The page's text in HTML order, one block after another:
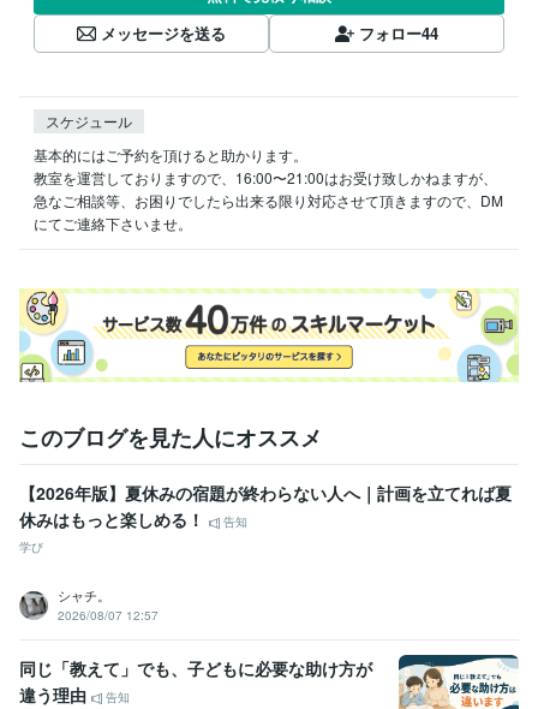
メッセージを送る
フォロー44
スケジュール
基本的にはご予約を頂けると助かります。
教室を運営しておりますので、16:00〜21:00はお受け致しかねますが、
急なご相談等、お困りでしたら出来る限り対応させて頂きますので、DM
にてご連絡下さいませ。
このブログを見た人にオススメ
【2026年版】夏休みの宿題が終わらない人へ｜計画を立てれば夏
休みはもっと楽しめる！
告知
学び
シャチ。
2026/08/07 12:57
同じ「教えて」でも、子どもに必要な助け方が
違う理由
告知